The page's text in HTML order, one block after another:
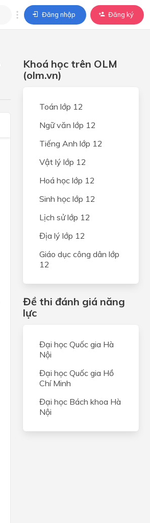
Đăng nhập Đăng ký
Khoá học trên OLM
(olm.vn)
Toán lớp 12
Ngữ văn lớp 12
Tiếng Anh lớp 12
Vật lý lớp 12
Hoá học lớp 12
Sinh học lớp 12
Lịch sử lớp 12
Địa lý lớp 12
Giáo dục công dân lớp
12
Đề thi đánh giá năng
lực
Đại học Quốc gia Hà
Nội
Đại học Quốc gia Hồ
Chí Minh
Đại học Bách khoa Hà
Nội